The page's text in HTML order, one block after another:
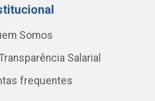
Somos
Salarial
frequentes